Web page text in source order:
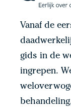
Vanaf de
gids in de
ingrepen.